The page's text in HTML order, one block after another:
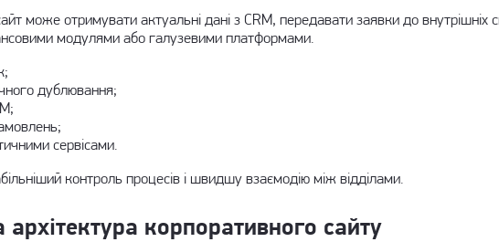
може отримувати актуальні дані з CRM, передавати заявки до внутрішніх
модулями або галузевими платформами.
дублювання;
сервісами.
контроль процесів і швидшу взаємодію між відділами.
архітектура корпоративного сайту